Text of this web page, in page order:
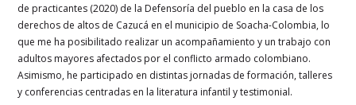
de practicantes (2020) de la Defensoría del pueblo en la casa de los
derechos de altos de Cazucá en el municipio de Soacha-Colombia, lo
que me ha posibilitado realizar un acompañamiento y un trabajo con
adultos mayores afectados por el conflicto armado colombiano.
Asimismo, he participado en distintas jornadas de formación, talleres
y conferencias centradas en la literatura infantil y testimonial.